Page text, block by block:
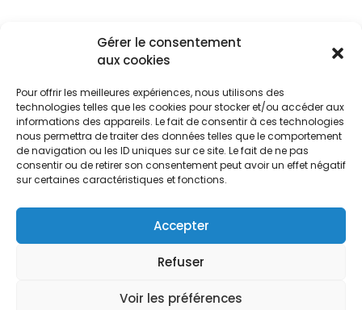
Gérer le consentement
aux cookies
Pour offrir les meilleures expériences, nous utilisons des
technologies telles que les cookies pour stocker et/ou accéder aux
informations des appareils. Le fait de consentir à ces technologies
nous permettra de traiter des données telles que le comportement
de navigation ou les ID uniques sur ce site. Le fait de ne pas
consentir ou de retirer son consentement peut avoir un effet négatif
sur certaines caractéristiques et fonctions.
Accepter
Refuser
Voir les préférences
Nous joindre
Tél. 450 546-2703
Restez informés
Abonnez-vous aux alertes municipales
Je m'abonne